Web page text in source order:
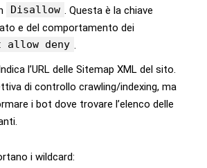
Disallow
. Questa è la chiave
e del comportamento dei
deny
l’URL delle Sitemap XML del sito.
di controllo crawling/indexing, ma
i bot dove trovare l’elenco delle
i wildcard: